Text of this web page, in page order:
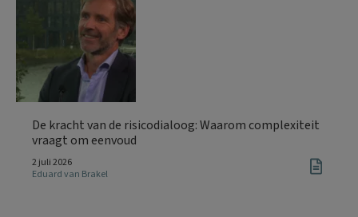
De kracht van de risicodialoog: Waarom complexiteit
vraagt om eenvoud
2 juli 2026
Eduard van Brakel